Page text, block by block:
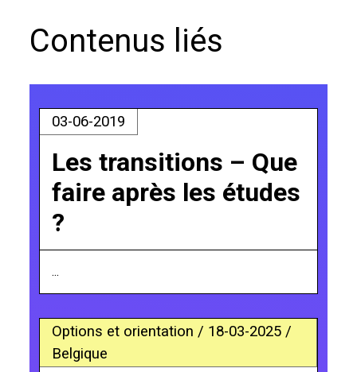
Contenus liés
03-06-2019
Les transitions – Que
faire après les études
?
...
Options et orientation / 18-03-2025 /
Belgique